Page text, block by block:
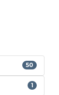
50
1